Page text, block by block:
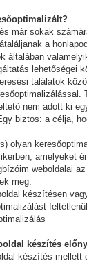
már sokak
a
általában
lehetőségei
találatok
nem adott ki
biztos: a célja,
olyan
amelyeket
weboldalai
meg.
készítésen
készítés
készítés